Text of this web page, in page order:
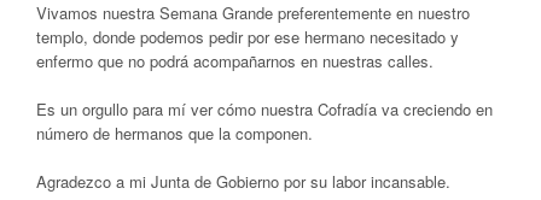
Vivamos nuestra Semana Grande preferentemente en nuestro
templo, donde podemos pedir por ese hermano necesitado y
enfermo que no podrá acompañarnos en nuestras calles.
Es un orgullo para mí ver cómo nuestra Cofradía va creciendo en
número de hermanos que la componen.
Agradezco a mi Junta de Gobierno por su labor incansable.